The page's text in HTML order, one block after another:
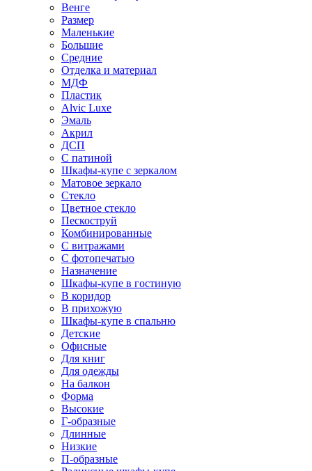
Венге
Размер
Маленькие
Большие
Средние
Отделка и материал
МДФ
Пластик
Alvic Luxe
Эмаль
Акрил
ДСП
С патиной
Шкафы-купе с зеркалом
Матовое зеркало
Стекло
Цветное стекло
Пескоструй
Комбинированные
С витражами
С фотопечатью
Назначение
Шкафы-купе в гостиную
В коридор
В прихожую
Шкафы-купе в спальню
Детские
Офисные
Для книг
Для одежды
На балкон
Форма
Высокие
Г-образные
Длинные
Низкие
П-образные